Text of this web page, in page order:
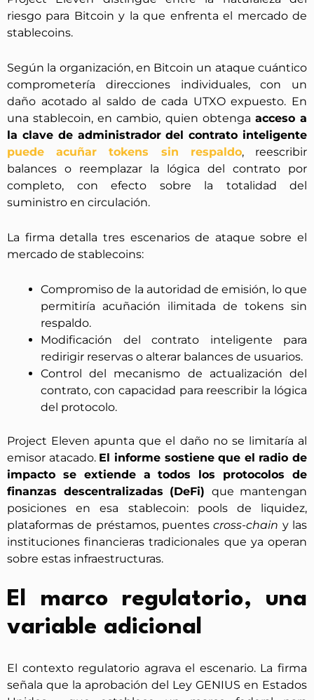
riesgo para Bitcoin y la que enfrenta el mercado de
stablecoins.
Según la organización, en Bitcoin un ataque cuántico
comprometería direcciones individuales, con un
daño acotado al saldo de cada UTXO expuesto. En
una stablecoin, en cambio, quien obtenga acceso a
la clave de administrador del contrato inteligente
puede acuñar tokens sin respaldo, reescribir
balances o reemplazar la lógica del contrato por
completo, con efecto sobre la totalidad del
suministro en circulación.
La firma detalla tres escenarios de ataque sobre el
mercado de stablecoins:
Compromiso de la autoridad de emisión, lo que
permitiría acuñación ilimitada de tokens sin
respaldo.
Modificación del contrato inteligente para
redirigir reservas o alterar balances de usuarios.
Control del mecanismo de actualización del
contrato, con capacidad para reescribir la lógica
del protocolo.
Project Eleven apunta que el daño no se limitaría al
emisor atacado. El informe sostiene que el radio de
impacto se extiende a todos los protocolos de
finanzas descentralizadas (DeFi) que mantengan
posiciones en esa stablecoin: pools de liquidez,
plataformas de préstamos, puentescross-chain y las
instituciones financieras tradicionales que ya operan
sobre estas infraestructuras.
El marco regulatorio, una
variable adicional
El contexto regulatorio agrava el escenario. La firma
señala que la aprobación del Ley GENIUS en Estados